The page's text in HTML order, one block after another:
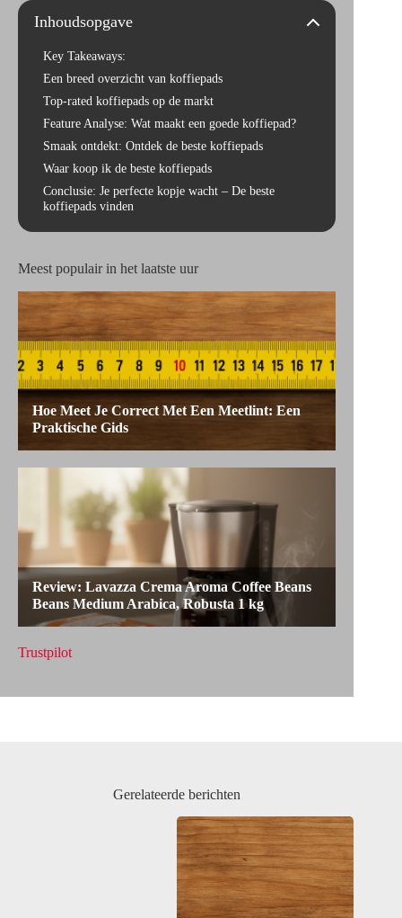
Inhoudsopgave
Key Takeaways:
Een breed overzicht van koffiepads
Top-rated koffiepads op de markt
Feature Analyse: Wat maakt een goede koffiepad?
Smaak ontdekt: Ontdek de beste koffiepads
Waar koop ik de beste koffiepads
Conclusie: Je perfecte kopje wacht – De beste
koffiepads vinden
Meest populair in het laatste uur
Trustpilot
Gerelateerde berichten